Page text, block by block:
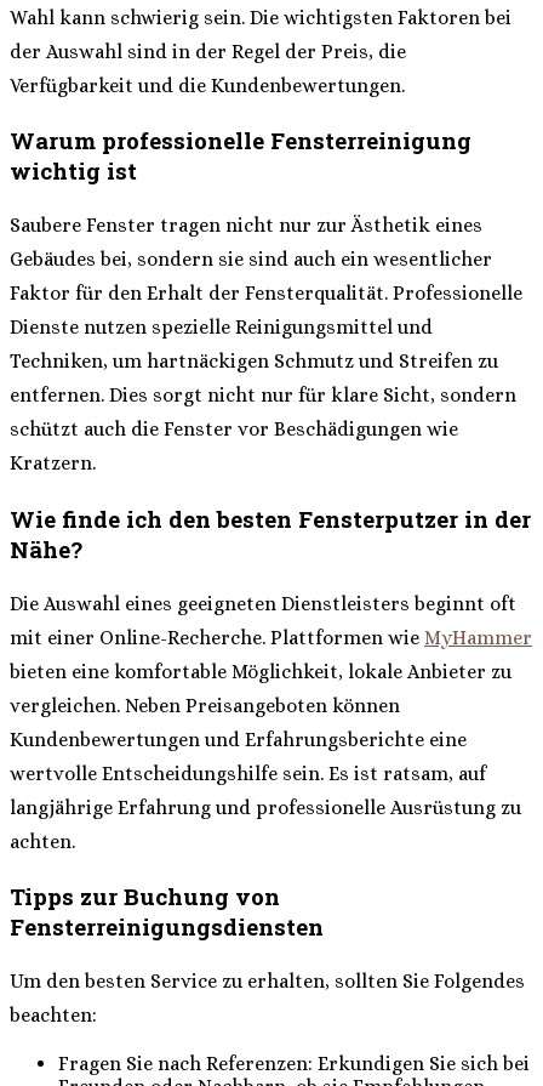
Wahl kann schwierig sein. Die wichtigsten Faktoren bei
der Auswahl sind in der Regel der Preis, die
Verfügbarkeit und die Kundenbewertungen.
Warum professionelle Fensterreinigung
wichtig ist
Saubere Fenster tragen nicht nur zur Ästhetik eines
Gebäudes bei, sondern sie sind auch ein wesentlicher
Faktor für den Erhalt der Fensterqualität. Professionelle
Dienste nutzen spezielle Reinigungsmittel und
Techniken, um hartnäckigen Schmutz und Streifen zu
entfernen. Dies sorgt nicht nur für klare Sicht, sondern
schützt auch die Fenster vor Beschädigungen wie
Kratzern.
Wie finde ich den besten Fensterputzer in der
Nähe?
Die Auswahl eines geeigneten Dienstleisters beginnt oft
mit einer Online-Recherche. Plattformen wie MyHammer
bieten eine komfortable Möglichkeit, lokale Anbieter zu
vergleichen. Neben Preisangeboten können
Kundenbewertungen und Erfahrungsberichte eine
wertvolle Entscheidungshilfe sein. Es ist ratsam, auf
langjährige Erfahrung und professionelle Ausrüstung zu
achten.
Tipps zur Buchung von
Fensterreinigungsdiensten
Um den besten Service zu erhalten, sollten Sie Folgendes
beachten:
Fragen Sie nach Referenzen: Erkundigen Sie sich bei